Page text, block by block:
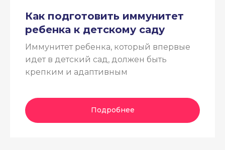
Как подготовить иммунитет
ребенка к детскому саду
Иммунитет ребенка, который впервые
идет в детский сад, должен быть
крепким и адаптивным
Подробнее